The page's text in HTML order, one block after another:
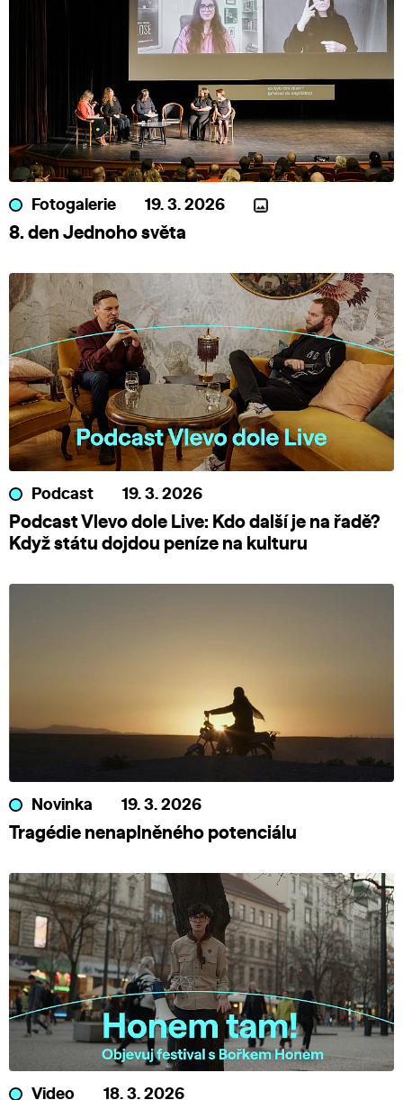
Fotogalerie 19. 3. 2026
8. den Jednoho světa
Podcast 19. 3. 2026
Podcast Vlevo dole Live: Kdo další je na řadě?
Když státu dojdou peníze na kulturu
Novinka 19. 3. 2026
Tragédie nenaplněného potenciálu
Video 18. 3. 2026